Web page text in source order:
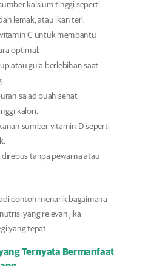
kalsium tinggi seperti
lemak, atau ikan teri.
C untuk membantu
optimal.
atau gula berlebihan saat
salad buah sehat
kalori.
sumber vitamin D seperti
direbus tanpa pewarna atau
contoh menarik bagaimana
yang relevan jika
yang tepat.
Ternyata Bermanfaat